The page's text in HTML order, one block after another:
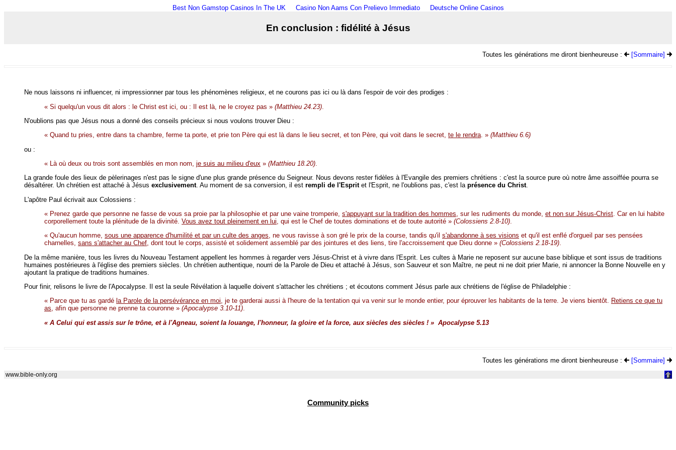
Best Non Gamstop Casinos In The UK Casino Non Aams Con Prelievo Immediato Deutsche Online Casinos
En conclusion : fidélité à Jésus
Toutes les générations me diront bienheureuse : [Sommaire]
Ne nous laissons ni influencer, ni impressionner par tous les phénomènes religieux, et ne courons pas ici ou là dans l'espoir de voir des prodiges :
« Si quelqu'un vous dit alors : le Christ est ici, ou : Il est là, ne le croyez pas » (Matthieu 24.23)
N'oublions pas que Jésus nous a donné des conseils précieux si nous voulons trouver Dieu :
« Quand tu pries, entre dans ta chambre, ferme ta porte, et prie ton Père qui est là dans le lieu secret, et ton Père, qui voit dans le secret, te le rendra. » (Matthieu 6.6)
ou :
« Là où deux ou trois sont assemblés en mon nom, je suis au milieu d'eux » (Matthieu 18.20)
La grande foule des lieux de pèlerinages n'est pas le signe d'une plus grande présence du Seigneur. Nous devons rester fidèles à l'Evangile des premiers chrétiens : c'est la source pure où notre âme assoiffée pourra se
désaltérer. Un chrétien est attaché à Jésus exclusivement. Au moment de sa conversion, il est rempli de l'Espritet l'Esprit, ne l'oublions pas, c'est la présence du Christ.
L'apôtre Paul écrivait aux Colossiens :
« Prenez garde que personne ne fasse de vous sa proie par la philosophie et par une vaine tromperie, s'appuyant sur la tradition des hommes , sur les rudiments du monde, et non sur Jésus-Christ . Car en lui habite
corporellement toute la plénitude de la divinité. Vous avez tout pleinement en lui , qui est le Chef de toutes dominations et de toute autorité » (Colossiens 2.8-10)
« Qu'aucun homme, sous une apparence d'humilité et par un culte des anges, ne vous ravisse à son gré le prix de la course, tandis qu'il s'abandonne à ses visions et qu'il est enflé d'orgueil par ses pensées
charnelles, sans s'attacher au Chef, dont tout le corps, assisté et solidement assemblé par des jointures et des liens, tire l'accroissement que Dieu donne » (Colossiens 2.18-19).
De la même manière, tous les livres du Nouveau Testament appellent les hommes à regarder vers Jésus-Christ et à vivre dans l'Esprit. Les cultes à Marie ne reposent sur aucune base biblique et sont issus de traditions
humaines postérieures à l'église des premiers siècles. Un chrétien authentique, nourri de la Parole de Dieu et attaché à Jésus, son Sauveur et son Maître, ne peut ni ne doit prier Marie, ni annoncer la Bonne Nouvelle en y
ajoutant la pratique de traditions humaines.
Pour finir, relisons le livre de l'Apocalypse. Il est la seule Révélation à laquelle doivent s'attacher les chrétiens ; et écoutons comment Jésus parle aux chrétiens de l'église de Philadelphie :
« Parce que tu as gardé la Parole de la persévérance en moi, je te garderai aussi à l'heure de la tentation qui va venir sur le monde entier, pour éprouver les habitants de la terre. Je viens bientôt. Retiens ce que tu
as, afin que personne ne prenne ta couronne » (Apocalypse 3.10-11).
« A Celui qui est assis sur le trône, et à l'Agneau, soient la louange, l'honneur, la gloire et la force, aux siècles des siècles ! » Apocalypse 5.13
Toutes les générations me diront bienheureuse : [Sommaire]
www.bible-only.org
Community picks